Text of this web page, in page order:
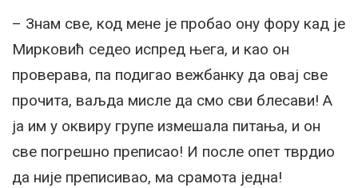
– Знам све, код мене је пробао ону фору кад је
Мирковић седео испред њега, и као он
проверава, па подигао вежбанку да овај све
прочита, ваљда мисле да смо сви блесави! А
ја им у оквиру групе измешала питања, и он
све погрешно преписао! И после опет тврдио
да није преписивао, ма срамота једна!